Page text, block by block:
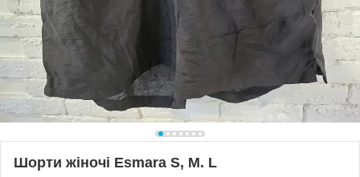
Шорти жіночі Esmara S, M. L